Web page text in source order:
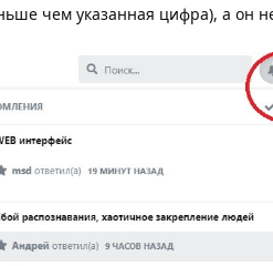
чем указанная цифра), а он